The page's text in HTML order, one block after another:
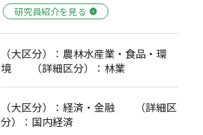
研究員紹介を見る
（大区分）：農林水産業・食品・環
境 （詳細区分）：林業
（大区分）：経済・金融 （詳細区
分）：国内経済